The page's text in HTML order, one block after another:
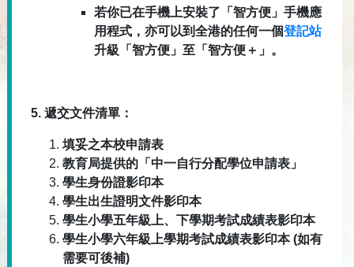
若你已在手機上安裝了「智方便」手機應
用程式，亦可以到全港的任何一個登記站
升級「智方便」至「智方便＋」。
5. 遞交文件清單：
填妥之本校申請表
教育局提供的「中一自行分配學位申請表」
學生身份證影印本
學生出生證明文件影印本
學生小學五年級上、下學期考試成績表影印本
學生小學六年級上學期考試成績表影印本(如有
需要可後補)